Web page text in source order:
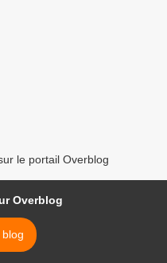
le portail Overblog
Overblog